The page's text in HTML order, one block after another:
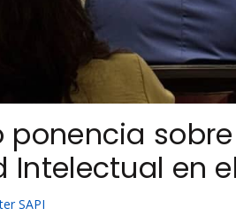
ponencia
Intelectual en
SAPI